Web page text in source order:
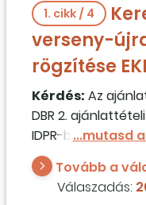
1. cikk / 4
verseny-
rögzítése
Kérdés: Az
DBR 2.
IDPR-ben.
tart az eljárás.
lefolytatott
EKR-n kívül
Tovább a
Válaszadás: